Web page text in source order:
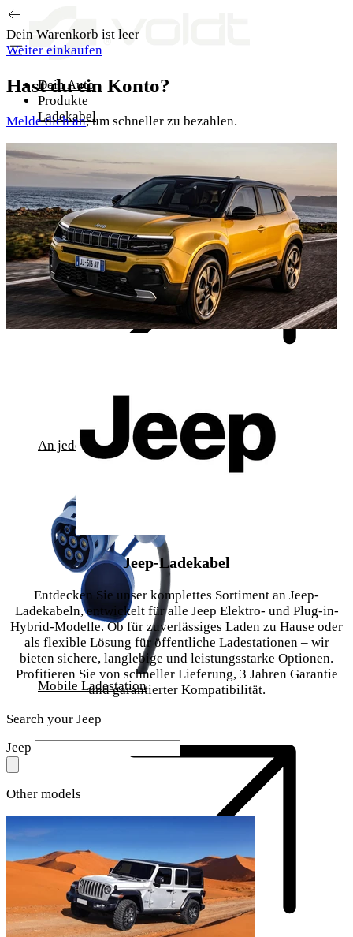
Zum Inhalt springen
Dein Auto
Produkte
Ladekabel
An jeder Ladestation in Europa aufladen
Mobile Ladestation
Dein Warenkorb ist leer
Weiter einkaufen
Hast du ein Konto?
Melde dich an, um schneller zu bezahlen.
Jeep-Ladekabel
Entdecken Sie unser komplettes Sortiment an Jeep-
Ladekabeln, entwickelt für alle Jeep Elektro- und Plug-in-
Hybrid-Modelle. Ob für zuverlässiges Laden zu Hause oder
als flexible Lösung für öffentliche Ladestationen – wir
bieten sichere, langlebige und leistungsstarke Optionen.
Profitieren Sie von schneller Lieferung, 3 Jahren Garantie
und garantierter Kompatibilität.
Search your Jeep
Jeep
Other models